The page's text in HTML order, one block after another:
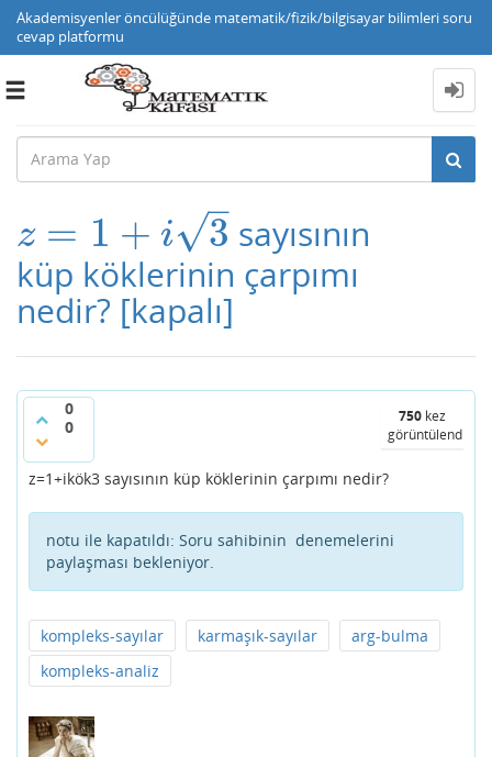
Akademisyenler öncülüğünde matematik/fizik/bilgisayar bilimleri soru
cevap platformu
Toggle
z = 1 + i 3
–
√
z=1+ i3
sayısının
küp köklerinin çarpımı
nedir? [kapalı]
0
0
750 kez
görüntülendi
z=1+ikök3 sayısının küp köklerinin çarpımı nedir?
notu ile kapatıldı: Soru sahibinin denemelerini
paylaşması bekleniyor.
kompleks-sayılar karmaşık-sayılar
arg-bulma
kompleks-analiz